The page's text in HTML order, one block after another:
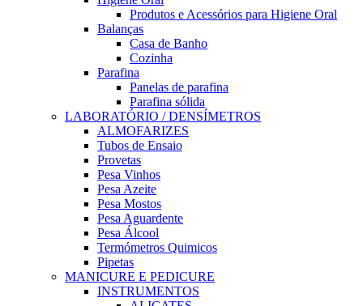
Produtos e Acessórios para Higiene Oral
Balanças
Casa de Banho
Cozinha
Parafina
Panelas de parafina
Parafina sólida
LABORATÓRIO / DENSÍMETROS
ALMOFARIZES
Tubos de Ensaio
Provetas
Pesa Vinhos
Pesa Azeite
Pesa Mostos
Pesa Aguardente
Pesa Álcool
Termómetros Quimicos
Pipetas
MANICURE E PEDICURE
INSTRUMENTOS